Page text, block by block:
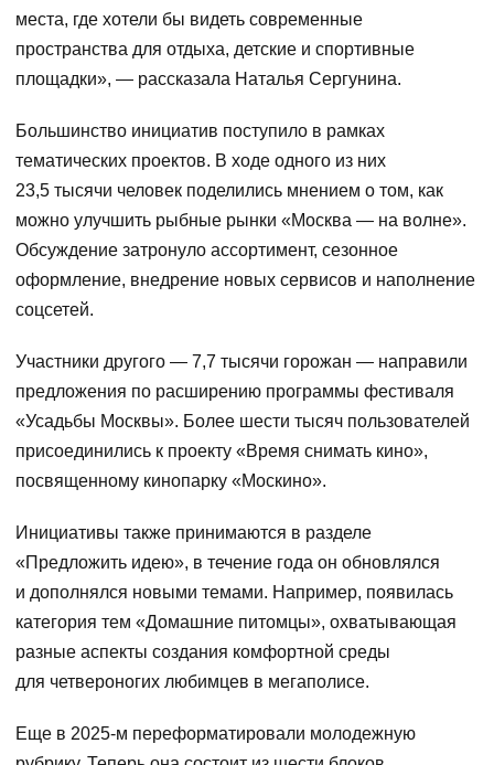
места, где хотели бы видеть современные
пространства для отдыха, детские и спортивные
площадки», — рассказала Наталья Сергунина.
Большинство инициатив поступило в рамках
тематических проектов. В ходе одного из них
23,5 тысячи человек поделились мнением о том, как
можно улучшить рыбные рынки «Москва — на волне».
Обсуждение затронуло ассортимент, сезонное
оформление, внедрение новых сервисов и наполнение
соцсетей.
Участники другого — 7,7 тысячи горожан — направили
предложения по расширению программы фестиваля
«Усадьбы Москвы». Более шести тысяч пользователей
присоединились к проекту «Время снимать кино»,
посвященному кинопарку «Москино».
Инициативы также принимаются в разделе
«Предложить идею», в течение года он обновлялся
и дополнялся новыми темами. Например, появилась
категория тем «Домашние питомцы», охватывающая
разные аспекты создания комфортной среды
для четвероногих любимцев в мегаполисе.
Еще в 2025-м переформатировали молодежную